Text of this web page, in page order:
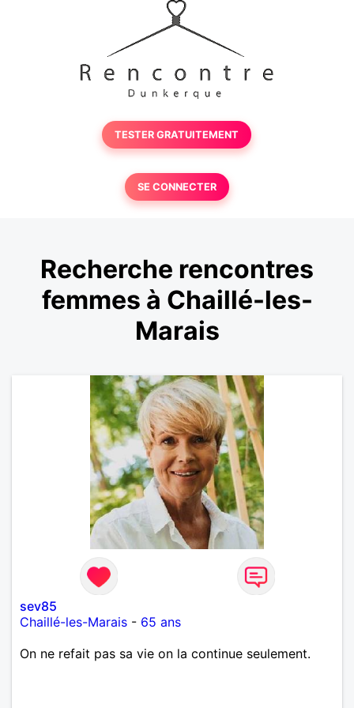
TESTER GRATUITEMENT
SE CONNECTER
Recherche rencontres
femmes à Chaillé-les-
Marais
sev85
Chaillé-les-Marais - 65 ans
On ne refait pas sa vie on la continue seulement.